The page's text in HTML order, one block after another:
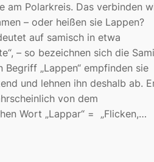
am Polarkreis. Das verbinden
– oder heißen sie Lappen?
auf samisch in etwa
– so bezeichnen sich die Sami
Begriff „Lappen“ empfinden sie
und lehnen ihn deshalb ab.
von dem
Wort „Lappar“ = „Flicken,…